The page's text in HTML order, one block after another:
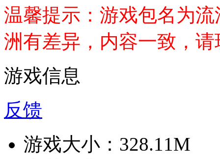
温馨提示：游戏包名为
洲有差异，内容一致，
游戏信息
反馈
游戏大小： 328.11M